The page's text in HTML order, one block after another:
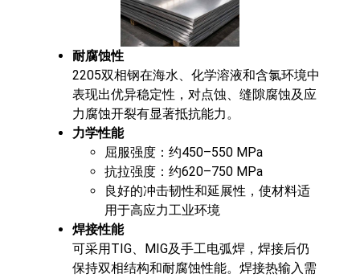
耐腐蚀性
2205双相钢在海水、化学溶液和含氯环境中
表现出优异稳定性，对点蚀、缝隙腐蚀及应
力腐蚀开裂有显著抵抗能力。
力学性能
屈服强度：约450–550 MPa
抗拉强度：约620–750 MPa
良好的冲击韧性和延展性，使材料适
用于高应力工业环境
焊接性能
可采用TIG、MIG及手工电弧焊，焊接后仍
保持双相结构和耐腐蚀性能。焊接热输入需